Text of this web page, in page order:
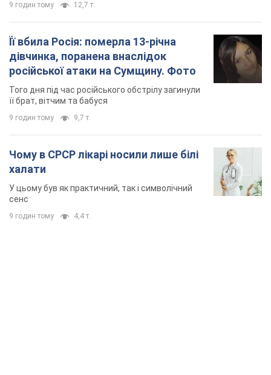
9 годин тому 12,7 т.
Її вбила Росія: померла 13-річна
дівчинка, поранена внаслідок
російської атаки на Сумщину. Фото
Того дня під час російського обстрілу загинули
її брат, вітчим та бабуся
9 годин тому 9,7 т.
Чому в СРСР лікарі носили лише білі
халати
У цьому був як практичний, так і символічний
сенс
9 годин тому 4,4 т.